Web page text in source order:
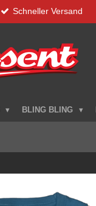
Schneller Versand
BLING BLING